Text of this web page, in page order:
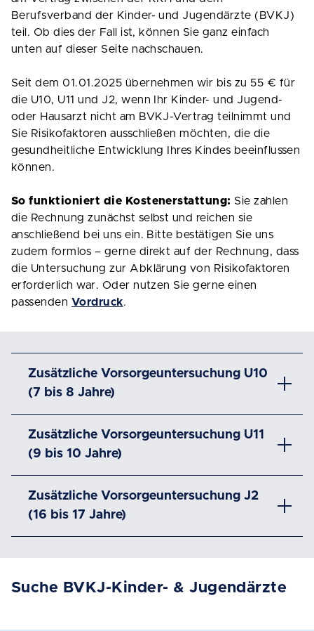
Berufsverband der Kinder- und Jugendärzte (BVKJ)
teil. Ob dies der Fall ist, können Sie ganz einfach
unten auf dieser Seite nachschauen.
Seit dem 01.01.2025 übernehmen wir bis zu 55 € für
die U10, U11 und J2, wenn Ihr Kinder- und Jugend-
oder Hausarzt nicht am BVKJ-Vertrag teilnimmt und
Sie Risikofaktoren ausschließen möchten, die die
gesundheitliche Entwicklung Ihres Kindes beeinflussen
können.
So funktioniert die Kostenerstattung: Sie zahlen
die Rechnung zunächst selbst und reichen sie
anschließend bei uns ein. Bitte bestätigen Sie uns
zudem formlos – gerne direkt auf der Rechnung, dass
die Untersuchung zur Abklärung von Risikofaktoren
erforderlich war. Oder nutzen Sie gerne einen
passenden Vordruck.
Zusätzliche Vorsorgeuntersuchung U10
(7 bis 8 Jahre)
Zusätzliche Vorsorgeuntersuchung U11
(9 bis 10 Jahre)
Zusätzliche Vorsorgeuntersuchung J2
(16 bis 17 Jahre)
Suche BVKJ-Kinder- & Jugendärzte